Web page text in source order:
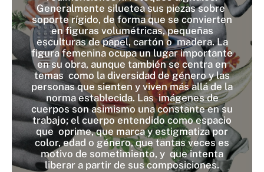
Generalmente siluetea sus piezas sobre
soporte rígido, de forma que se convierten
en figuras volumétricas, pequeñas
esculturas de papel, cartón o madera. La
figura femenina ocupa un lugar importante
en su obra, aunque también se centra en
temas como la diversidad de género y las
personas que sienten y viven más allá de la
norma establecida. Las imágenes de
cuerpos son asimismo una constante en su
trabajo; el cuerpo entendido como espacio
que oprime, que marca y estigmatiza por
color, edad o género, que tantas veces es
motivo de sometimiento, y que intenta
liberar a partir de sus composiciones.